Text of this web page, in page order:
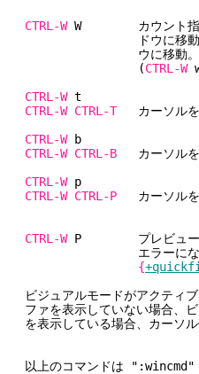
CTRL-WW カウント指定な
ドウに移動。上／左に
ウに移動。カウ
(CTRL-W
CTRL-W
CTRL-W CTRL-Tカーソルを
CTRL-W
CTRL-W CTRL-B カーソルを
CTRL-W
CTRL-W CTRL-P カーソルを
CTRL-WP プレビューウィ
エラーにな
{
ビジュアルモードがアクティ
ファを表示していない場合、
を表示している場合、カーソ
以上のコマンドは ":wincmd"